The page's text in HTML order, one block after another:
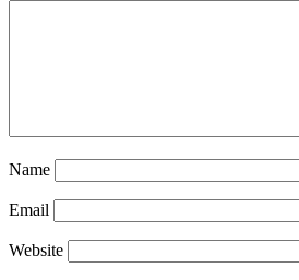
Name
Email
Website